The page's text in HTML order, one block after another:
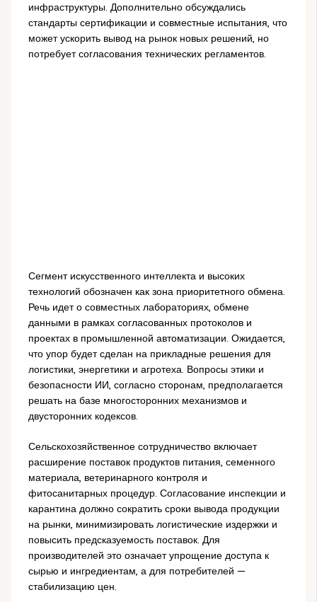
инфраструктуры. Дополнительно обсуждались
стандарты сертификации и совместные испытания, что
может ускорить вывод на рынок новых решений, но
потребует согласования технических регламентов.
Сегмент искусственного интеллекта и высоких
технологий обозначен как зона приоритетного обмена.
Речь идет о совместных лабораториях, обмене
данными в рамках согласованных протоколов и
проектах в промышленной автоматизации. Ожидается,
что упор будет сделан на прикладные решения для
логистики, энергетики и агротеха. Вопросы этики и
безопасности ИИ, согласно сторонам, предполагается
решать на базе многосторонних механизмов и
двусторонних кодексов.
Сельскохозяйственное сотрудничество включает
расширение поставок продуктов питания, семенного
материала, ветеринарного контроля и
фитосанитарных процедур. Согласование инспекции и
карантина должно сократить сроки вывода продукции
на рынки, минимизировать логистические издержки и
повысить предсказуемость поставок. Для
производителей это означает упрощение доступа к
сырью и ингредиентам, а для потребителей —
стабилизацию цен.